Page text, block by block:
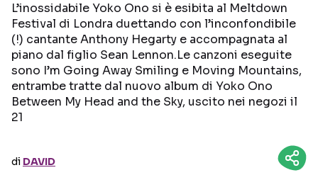
Seguici sui social
L’inossidabile Yoko Ono si è esibita al Meltdown
Festival di Londra duettando con l’inconfondibile
(!) cantante Anthony Hegarty e accompagnata al
piano dal figlio Sean Lennon.Le canzoni eseguite
sono I’m Going Away Smiling e Moving Mountains,
entrambe tratte dal nuovo album di Yoko Ono
Between My Head and the Sky, uscito nei negozi il
21
di DAVID